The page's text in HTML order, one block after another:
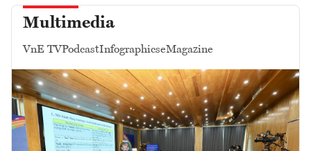
Multimedia
VnE TVPodcastInfographicseMagazine